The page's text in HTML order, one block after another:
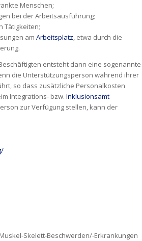
Menschen;
bei der Arbeitsausführung;
Tätigkeiten;
am Arbeitsplatz, etwa durch die
entsteht dann eine sogenannte
die Unterstützungsperson während ihrer
so dass zusätzliche Personalkosten
Integrations- bzw. Inklusionsamt
zur Verfügung stellen, kann der
Skelett-Beschwerden/-Erkrankungen